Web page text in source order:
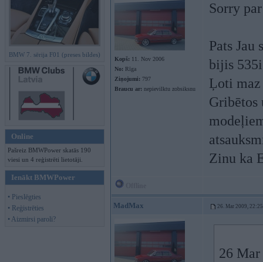
BMW 7. sērija F01 (preses bildes)
Online
Pašreiz BMWPower skatās 190
viesi un 4 reģistrēti lietotāji.
Ienākt BMWPower
• Pieslēgties
• Reģistrēties
• Aizmirsi paroli?
Kopš: 11. Nov 2006
No: Rīga
Ziņojumi: 797
Braucu ar: nepievilktu zobsiksnu
Sorry
Pats Jau
bijis
Ļoti
Gribētos
Zinu ka
MadMax 26. Mar 2009, 22:25
26